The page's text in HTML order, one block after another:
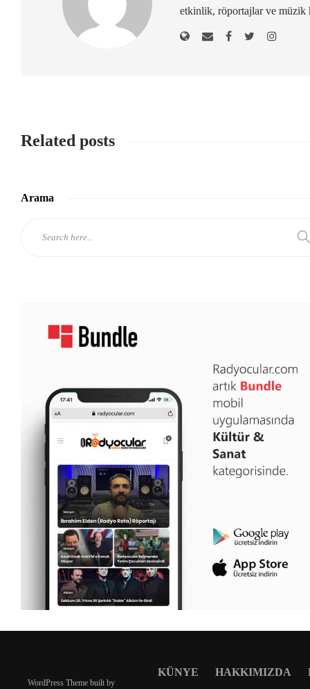
etkinlik, röportajlar ve müzik
Related posts
Arama
WordPress Theme built by
KÜNYE HAKKIMIZDA